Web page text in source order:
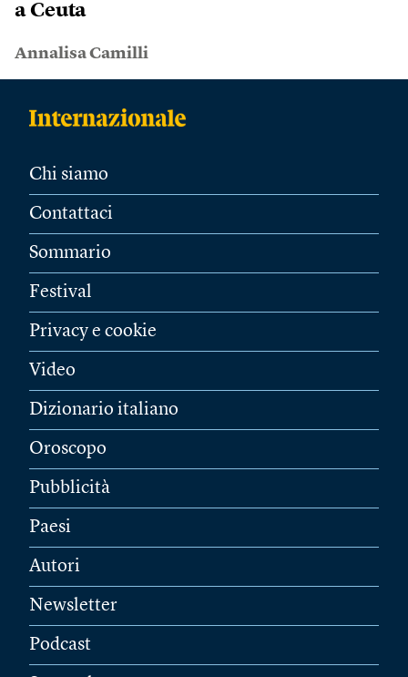
a Ceuta
Annalisa Camilli
Chi siamo
Contattaci
Sommario
Festival
Privacy e cookie
Video
Dizionario italiano
Oroscopo
Pubblicità
Paesi
Autori
Newsletter
Podcast